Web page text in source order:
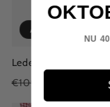
Aanbieding
Lederhose Meyer
Normale
€109,00
NU